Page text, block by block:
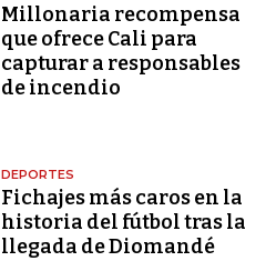
Millonaria recompensa
que ofrece Cali para
capturar a responsables
de incendio
DEPORTES
Fichajes más caros en la
historia del fútbol tras la
llegada de Diomandé